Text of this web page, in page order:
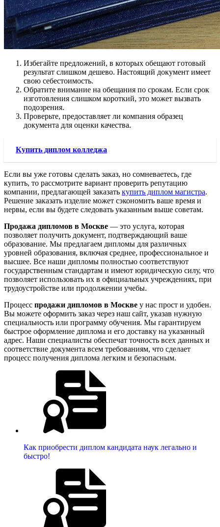
Избегайте предложений, в которых обещают готовый
результат слишком дешево. Настоящий документ имеет
свою себестоимость.
Обратите внимание на обещания по срокам. Если срок
изготовления слишком короткий, это может вызвать
подозрения.
Проверьте, предоставляет ли компания образец
документа для оценки качества.
Купить диплом колледжа
Если вы уже готовы сделать заказ, но сомневаетесь, где
купить, то рассмотрите вариант проверить репутацию
компании, предлагающей заказать купить диплом магистра.
Решение заказать изделие может сэкономить ваше время и
нервы, если вы будете следовать указанным выше советам.
Продажа дипломов в Москве — это услуга, которая
позволяет получить документ, подтверждающий ваше
образование. Мы предлагаем дипломы для различных
уровней образования, включая среднее, профессиональное и
высшее. Все наши дипломы полностью соответствуют
государственным стандартам и имеют юридическую силу, что
позволяет использовать их в официальных учреждениях, при
трудоустройстве или продолжении учебы.
Процесс продажи дипломов в Москве у нас прост и удобен.
Вы можете оформить заказ через наш сайт, указав нужную
специальность или программу обучения. Мы гарантируем
быстрое оформление диплома и его доставку на указанный
адрес. Наши специалисты обеспечат точность всех данных и
соответствие документа всем требованиям, что сделает
процесс получения диплома легким и безопасным.
Как приобрести диплом кандидата наук легально и
быстро!